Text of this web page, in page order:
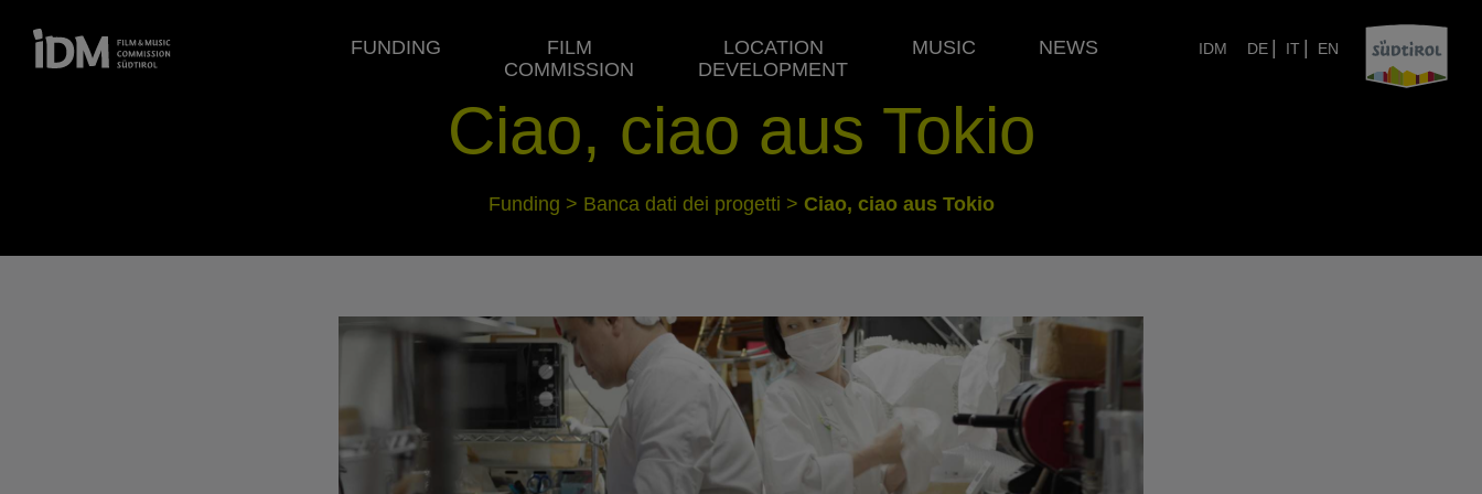
FUNDING
FILM
COMMISSION
LOCATION
DEVELOPMENT
MUSIC NEWS IDM DE IT EN
Ciao, ciao aus Tokio
Funding > Banca dati dei progetti > Ciao, ciao aus Tokio